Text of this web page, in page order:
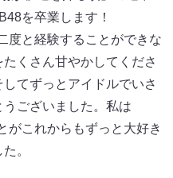
を卒業します！
度と経験することができな
くさん甘やかしてくださ
てずっとアイドルでいさ
ございました。私は
がこれからもずっと大好き
。